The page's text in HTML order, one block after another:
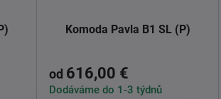
Komoda Pavla B1 SL (P)
od 616,00 €
Dodáváme do 1-3 týdnů